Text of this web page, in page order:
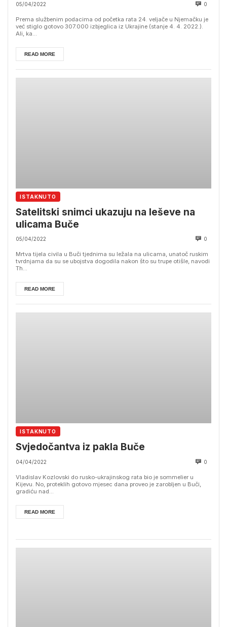
05/04/2022 0
Prema službenim podacima od početka rata 24. veljače u Njemačku je
već stiglo gotovo 307.000 izbjeglica iz Ukrajine (stanje 4. 4. 2022.).
Ali, ka...
READ MORE
ISTAKNUTO
Satelitski snimci ukazuju na leševe na
ulicama Buče
05/04/2022 0
Mrtva tijela civila u Buči tjednima su ležala na ulicama, unatoč ruskim
tvrdnjama da su se ubojstva dogodila nakon što su trupe otišle, navodi
Th...
READ MORE
ISTAKNUTO
Svjedočantva iz pakla Buče
04/04/2022 0
Vladislav Kozlovski do rusko-ukrajinskog rata bio je sommelier u
Kijevu. No, proteklih gotovo mjesec dana proveo je zarobljen u Buči,
gradiću nad...
READ MORE